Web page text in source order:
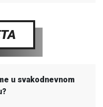
u svakodnevnom